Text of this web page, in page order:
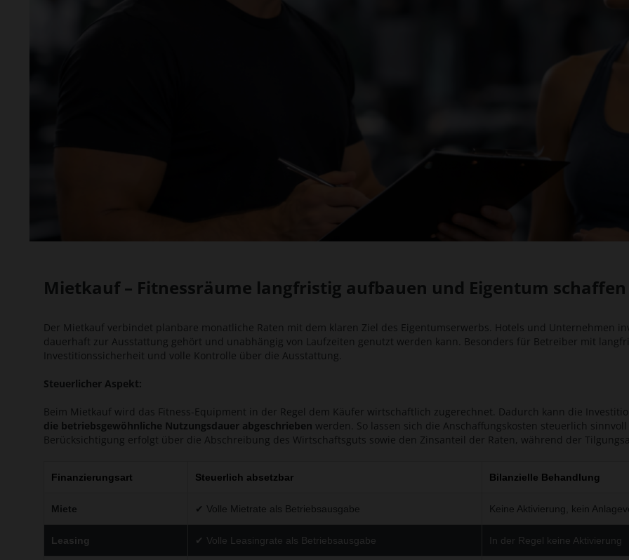
Mietkauf – Fitnessräume langfristig aufbauen und Eigentum schaffen
Der Mietkauf verbindet planbare monatliche Raten mit dem klaren Ziel des Eigentumserwerbs. Hotels und Unternehmen
dauerhaft zur Ausstattung gehört und unabhängig von Laufzeiten genutzt werden kann. Besonders für Betreiber mit
Investitionssicherheit und volle Kontrolle über die Ausstattung.
Steuerlicher Aspekt:
Beim Mietkauf wird das Fitness-Equipment in der Regel dem Käufer wirtschaftlich zugerechnet. Dadurch kann die
die betriebsgewöhnliche Nutzungsdauer abgeschrieben werden. So lassen sich die Anschaffungskosten steuerlich
Berücksichtigung erfolgt über die Abschreibung des Wirtschaftsguts sowie den Zinsanteil der Raten, während der
Finanzierungsart Steuerlich absetzbar Bilanzielle Behandlung
Miete ✔ Volle Mietrate als Betriebsausgabe Keine Aktivierung, kein
Leasing ✔ Volle Leasingrate als Betriebsausgabe In der Regel keine Aktivierung